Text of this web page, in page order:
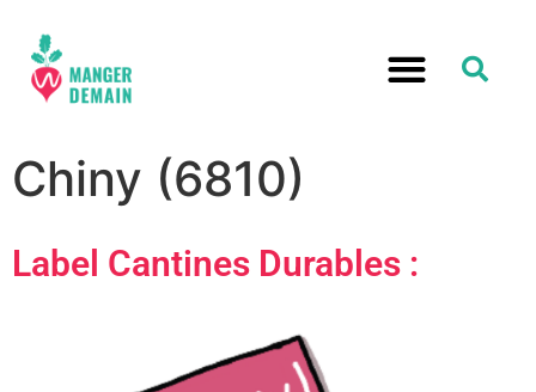
Chiny (6810)
Label Cantines Durables :